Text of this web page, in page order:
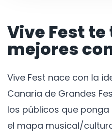
Vive Fest
mejores
Vive Fest nace con la
Canaria de Grandes
los públicos que ponga
el mapa musical/